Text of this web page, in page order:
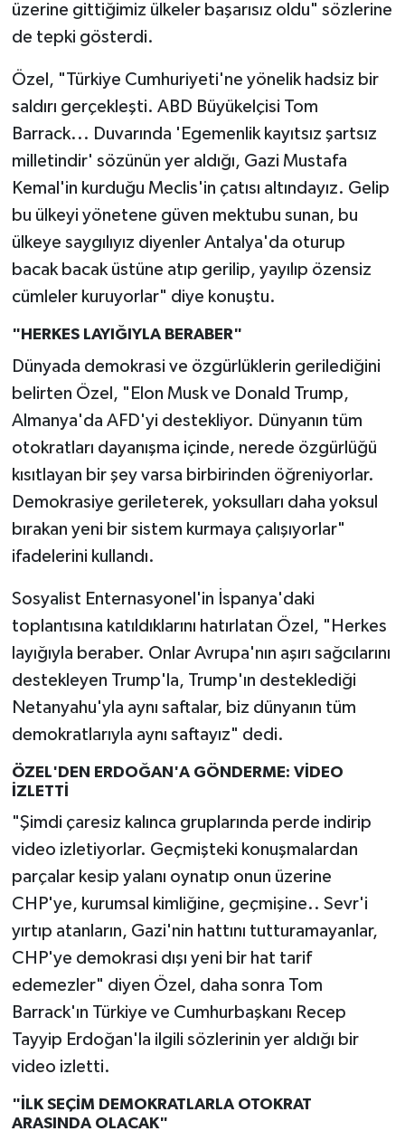
üzerine gittiğimiz ülkeler başarısız oldu" sözlerine
de tepki gösterdi.
Özel, "Türkiye Cumhuriyeti'ne yönelik hadsiz bir
saldırı gerçekleşti. ABD Büyükelçisi Tom
Barrack... Duvarında 'Egemenlik kayıtsız şartsız
milletindir' sözünün yer aldığı, Gazi Mustafa
Kemal'in kurduğu Meclis'in çatısı altındayız. Gelip
bu ülkeyi yönetene güven mektubu sunan, bu
ülkeye saygılıyız diyenler Antalya'da oturup
bacak bacak üstüne atıp gerilip, yayılıp özensiz
cümleler kuruyorlar" diye konuştu.
"HERKES LAYIĞIYLA BERABER"
Dünyada demokrasi ve özgürlüklerin gerilediğini
belirten Özel, "Elon Musk ve Donald Trump,
Almanya'da AFD'yi destekliyor. Dünyanın tüm
otokratları dayanışma içinde, nerede özgürlüğü
kısıtlayan bir şey varsa birbirinden öğreniyorlar.
Demokrasiye gerileterek, yoksulları daha yoksul
bırakan yeni bir sistem kurmaya çalışıyorlar"
ifadelerini kullandı.
Sosyalist Enternasyonel'in İspanya'daki
toplantısına katıldıklarını hatırlatan Özel, "Herkes
layığıyla beraber. Onlar Avrupa'nın aşırı sağcılarını
destekleyen Trump'la, Trump'ın desteklediği
Netanyahu'yla aynı saftalar, biz dünyanın tüm
demokratlarıyla aynı saftayız" dedi.
ÖZEL'DEN ERDOĞAN'A GÖNDERME: VİDEO
İZLETTİ
"Şimdi çaresiz kalınca gruplarında perde indirip
video izletiyorlar. Geçmişteki konuşmalardan
parçalar kesip yalanı oynatıp onun üzerine
CHP'ye, kurumsal kimliğine, geçmişine.. Sevr'i
yırtıp atanların, Gazi'nin hattını tutturamayanlar,
CHP'ye demokrasi dışı yeni bir hat tarif
edemezler" diyen Özel, daha sonra Tom
Barrack'ın Türkiye ve Cumhurbaşkanı Recep
Tayyip Erdoğan'la ilgili sözlerinin yer aldığı bir
video izletti.
"İLK SEÇİM DEMOKRATLARLA OTOKRAT
ARASINDA OLACAK"